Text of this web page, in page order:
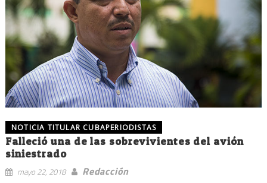
NOTICIA TITULAR CUBAPERIODISTAS
Falleció una de las sobrevivientes del avión
siniestrado
mayo 22, 2018
Redacción